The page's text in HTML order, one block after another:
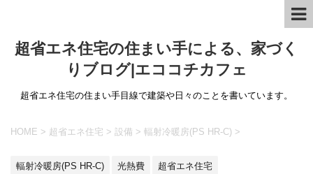
超省エネ住宅の住まい手による、家づく
りブログ|エココチカフェ
超省エネ住宅の住まい手目線で建築や日々のことを書いています。
HOME > 超省エネ住宅 > 設備 > 輻射冷暖房(PS HR-C) >
輻射冷暖房(PS HR-C) 光熱費 超省エネ住宅